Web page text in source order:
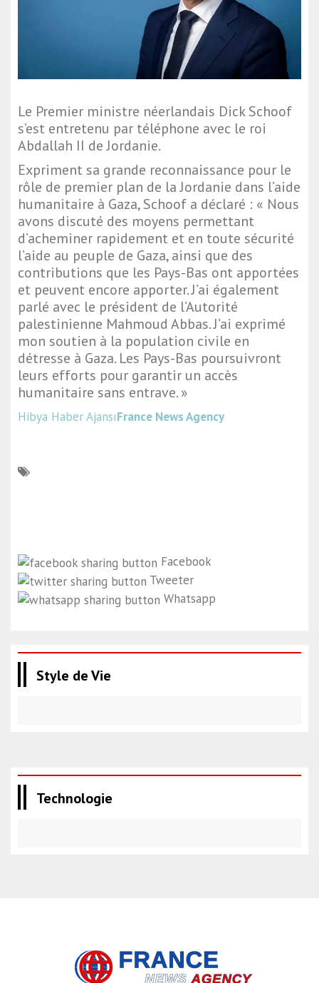
Le Premier ministre néerlandais Dick Schoof
s’est entretenu par téléphone avec le roi
Abdallah II de Jordanie.
Expriment sa grande reconnaissance pour le
rôle de premier plan de la Jordanie dans l’aide
humanitaire à Gaza, Schoof a déclaré : « Nous
avons discuté des moyens permettant
d’acheminer rapidement et en toute sécurité
l’aide au peuple de Gaza, ainsi que des
contributions que les Pays-Bas ont apportées
et peuvent encore apporter. J’ai également
parlé avec le président de l’Autorité
palestinienne Mahmoud Abbas. J’ai exprimé
mon soutien à la population civile en
détresse à Gaza. Les Pays-Bas poursuivront
leurs efforts pour garantir un accès
humanitaire sans entrave. »
Hibya Haber AjansıFrance News Agency
Facebook
Tweeter
Whatsapp
Style de Vie
Technologie